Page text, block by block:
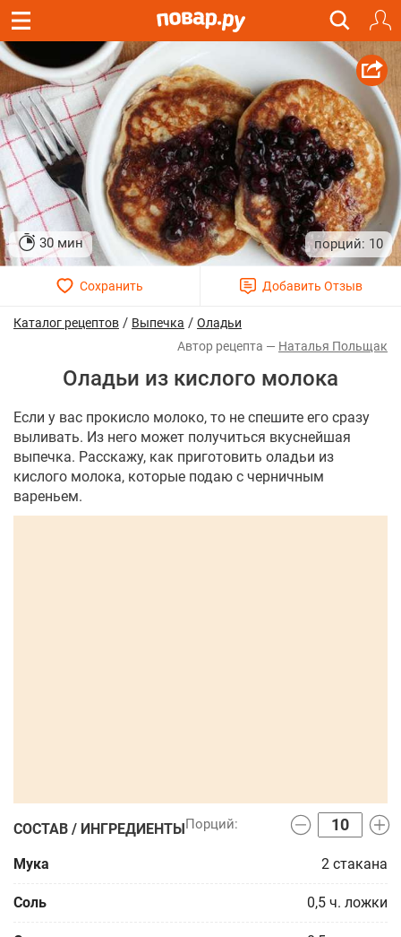
30 мин 10
Каталог рецептов / Выпечка / Оладьи
Наталья Польщак
Оладьи из кислого молока
Если у вас прокисло молоко, то не спешите его сразу
выливать. Из него может получиться вкуснейшая
выпечка. Расскажу, как приготовить оладьи из
кислого молока, которые подаю с черничным
вареньем.
СОСТАВ / ИНГРЕДИЕНТЫ
Мука 2 стакана
Соль 0,5 ч. ложки